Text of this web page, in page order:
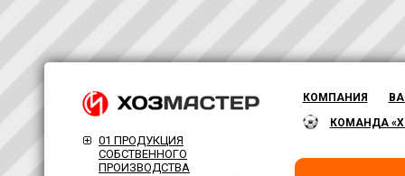
01 ПРОДУКЦИЯ
СОБСТВЕННОГО
ПРОИЗВОДСТВА
КОМПАНИЯ
КОМАНДА